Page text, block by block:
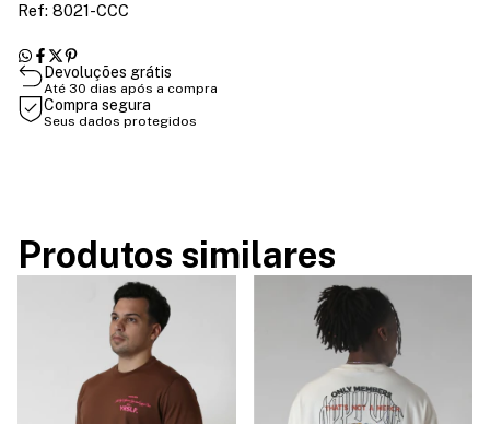
Ref: 8021-CCC
Devoluções grátis
Até 30 dias após a compra
Compra segura
Seus dados protegidos
Produtos similares